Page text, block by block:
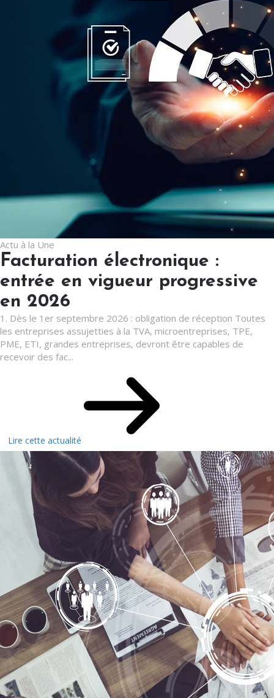
Actu à la Une
Facturation électronique :
entrée en vigueur progressive
en 2026
1. Dès le 1er septembre 2026 : obligation de réception Toutes
les entreprises assujetties à la TVA, microentreprises, TPE,
PME, ETI, grandes entreprises, devront être capables de
recevoir des fac...
Lire cette actualité